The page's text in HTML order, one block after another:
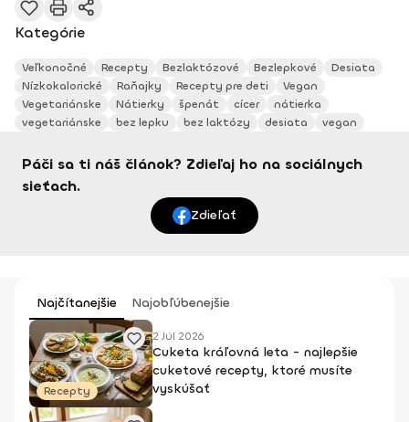
Kategórie
Veľkonočné Recepty Bezlaktózové Bezlepkové
Desiata
Nízkokalorické
Raňajky Recepty pre deti
Vegan
Vegetariánske
Nátierky špenát cícer
nátierka
vegetariánske
bez lepku bez laktózy desiata vegan
Páči sa ti náš článok? Zdieľaj ho na sociálnych
sieťach.
Zdieľať
Najčítanejšie Najobľúbenejšie
Recepty
2 Júl 2026
Cuketa kráľovná leta - najlepšie
cuketové recepty, ktoré musíte
vyskúšať